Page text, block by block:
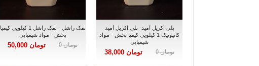
پلی اکریل آمید- پلی اکریل آمید
کاتیونیک 1 کیلویی کیمیا پخش - مواد
شیمیایی
تومان 0 تومان 38,000
نمک راشل - نمک راشل 1 کیلویی کیمیا
پخش - مواد شیمیایی
تومان 0 تومان 50,000